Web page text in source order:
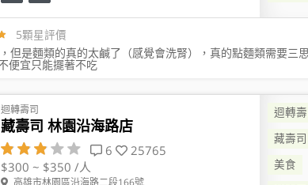
5顆星評價
但是麵類的真的太鹹了（感覺會洗腎），真的點麵類需要三
便宜只能擺著不吃
迴轉壽司
藏壽司 林園沿海路店
6
25765
$300 ~ $350 /人
高雄市林園區沿海路二段166號
迴轉
藏壽司
美食